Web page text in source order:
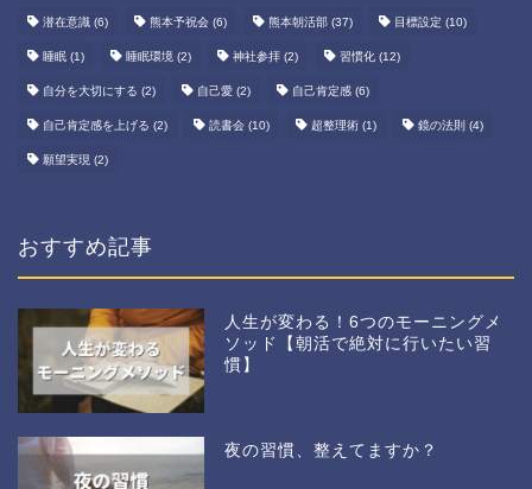
潜在意識 (6) 熊本予祝会 (6) 熊本朝活部 (37) 目標設定 (10)
睡眠 (1) 睡眠環境 (2) 神社参拝 (2) 習慣化 (12)
自分を大切にする (2) 自己愛 (2) 自己肯定感 (6)
自己肯定感を上げる (2) 読書会 (10) 超整理術 (1) 鏡の法則 (4)
願望実現 (2)
おすすめ記事
人生が変わる！6つのモーニングメ
ソッド【朝活で絶対に行いたい習
慣】
夜の習慣、整えてますか？